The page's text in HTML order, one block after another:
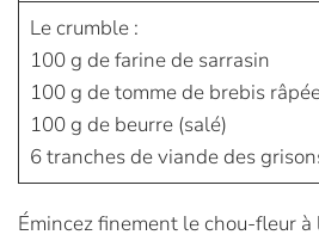
Le crumble :
100 g de farine de sarrasin
100 g de tomme de brebis
100 g de beurre (salé)
6 tranches de viande des
Émincez finement le chou-fleur